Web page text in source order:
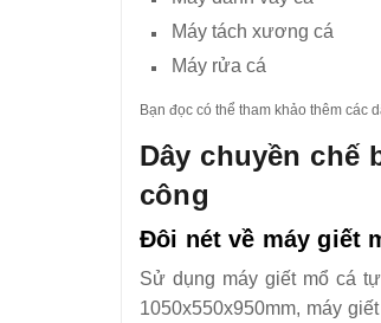
Máy tách xương cá
Máy rửa cá
Bạn đọc có thể tham khảo thêm các
Dây chuyền chế
công
Đôi nét về máy giết
Sử dụng máy giết mổ cá
1050x550x950mm, máy